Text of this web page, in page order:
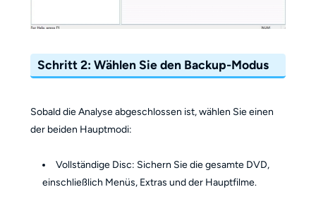
Schritt 2: Wählen Sie den Backup-Modus
Sobald die Analyse abgeschlossen ist, wählen Sie einen
der beiden Hauptmodi:
Vollständige Disc: Sichern Sie die gesamte DVD,
einschließlich Menüs, Extras und der Hauptfilme.